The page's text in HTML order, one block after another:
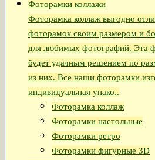
Фоторамки коллажи
Фоторамка коллаж выгодно
фоторамок своим размером и
для любимых фотографий. Эта
будет удачным решением по
из них. Все наши фоторамки
индивидуальная упако..
Фоторамка коллаж
Фоторамки настольные
Фоторамки ретро
Фоторамки фигурные 3D